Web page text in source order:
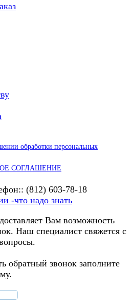
обработки персональных
СОГЛАШЕНИЕ
(812) 603-78-18
-что надо знать
Вам возможность
Наш специалист свяжется с
обратный звонок заполните